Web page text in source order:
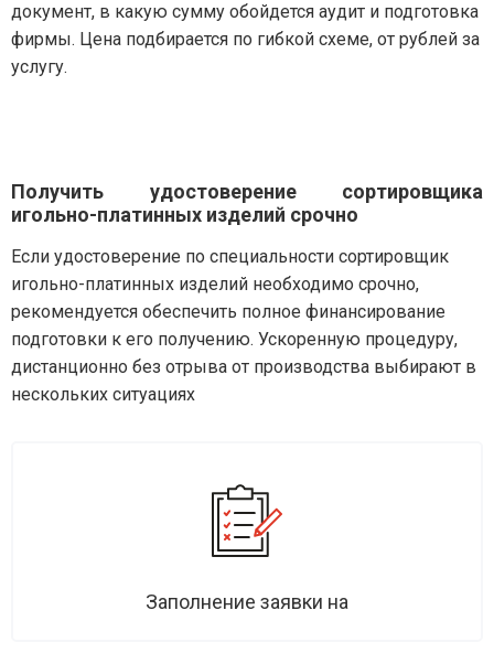
документ, в какую сумму обойдется аудит и подготовка
фирмы. Цена подбирается по гибкой схеме, от рублей за
услугу.
Получить удостоверение сортировщика
игольно-платинных изделий срочно
Если удостоверение по специальности сортировщик
игольно-платинных изделий необходимо срочно,
рекомендуется обеспечить полное финансирование
подготовки к его получению. Ускоренную процедуру,
дистанционно без отрыва от производства выбирают в
нескольких ситуациях
Заполнение заявки на